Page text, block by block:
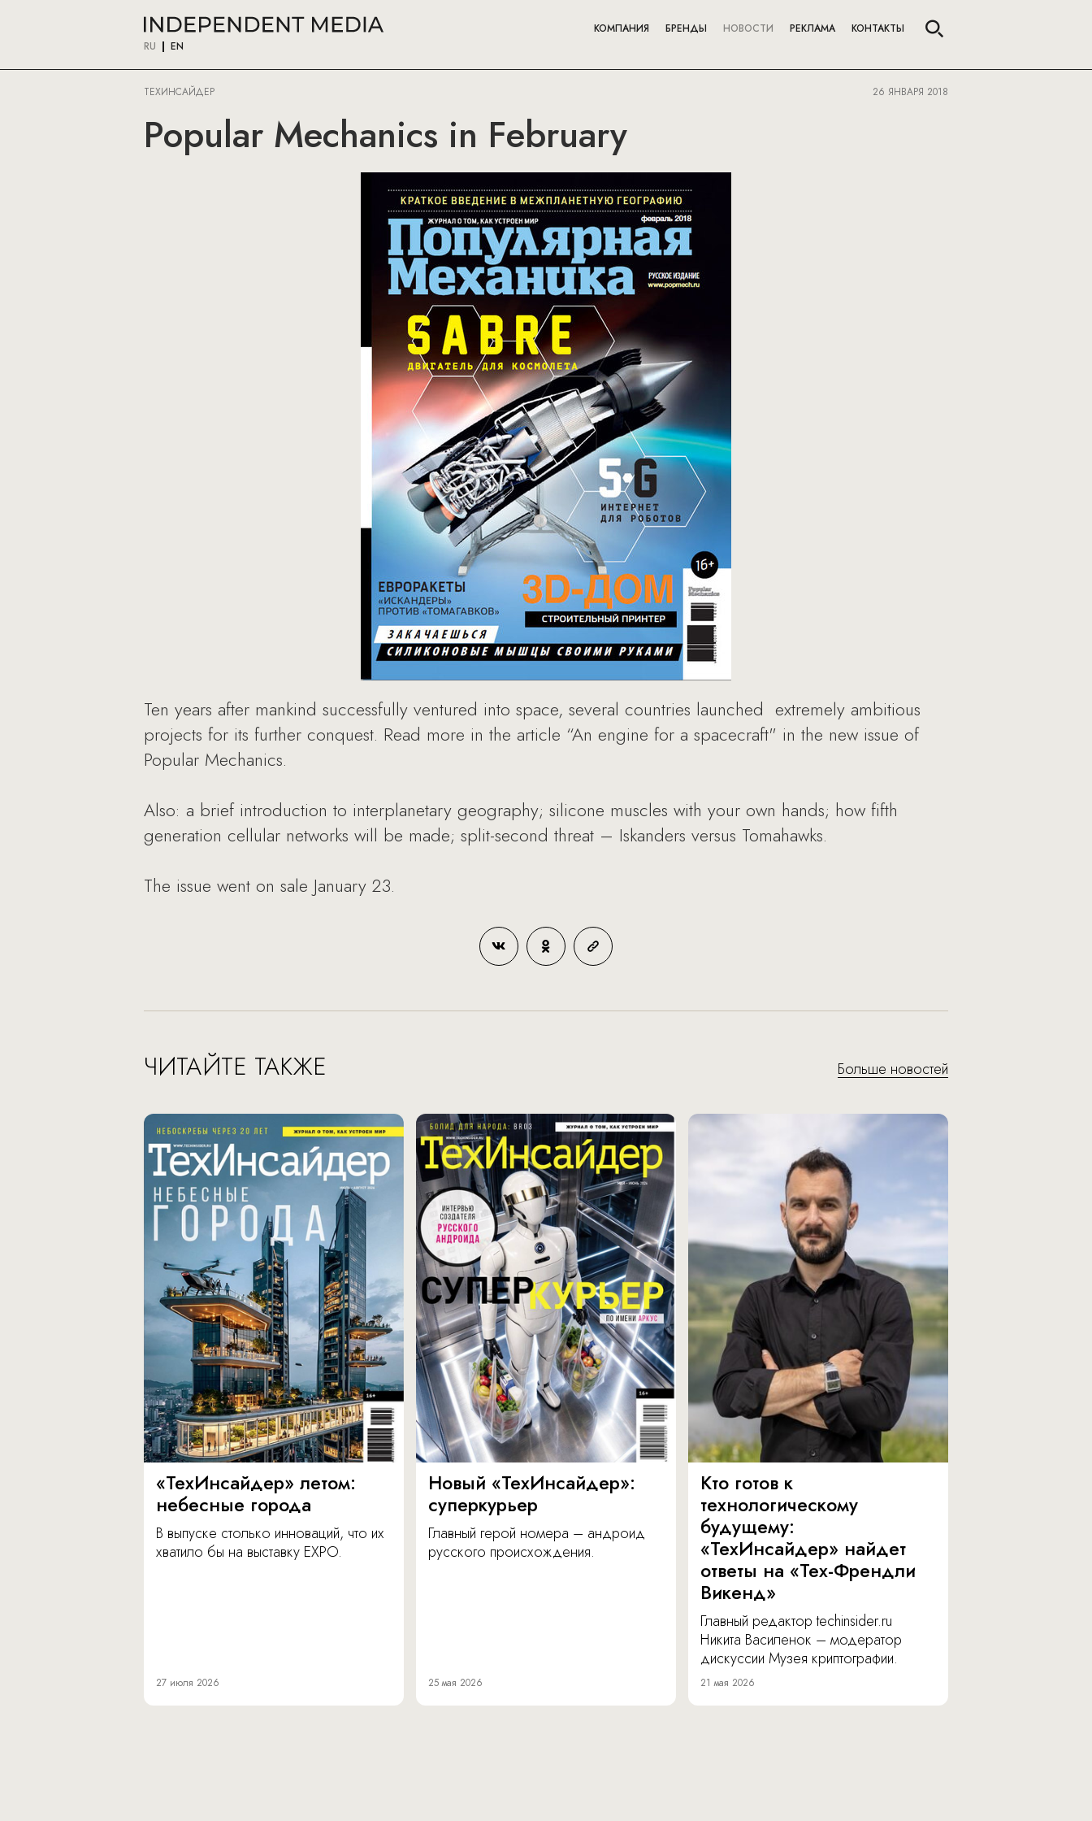
RU EN
КОМПАНИЯ БРЕНДЫ НОВОСТИ РЕКЛАМА КОНТАКТЫ
ТЕХИНСАЙДЕР 26 ЯНВАРЯ 2018
Popular Mechanics in February
Ten years after mankind successfully ventured into space, several countries launched extremely ambitious
projects for its further conquest. Read more in the article “An engine for a spacecraft" in the new issue of
Popular Mechanics.
Also: a brief introduction to interplanetary geography; silicone muscles with your own hands; how fifth
generation cellular networks will be made; split-second threat – Iskanders versus Tomahawks.
The issue went on sale January 23.
ЧИТАЙТЕ ТАКЖЕ Больше новостей
«ТехИнсайдер» летом:
небесные города
В выпуске столько инноваций, что их
хватило бы на выставку EXPO.
27 июля 2026
Новый «ТехИнсайдер»:
суперкурьер
Главный герой номера – андроид
русского происхождения.
25 мая 2026
Кто готов к
технологическому
будущему:
«ТехИнсайдер» найдет
ответы на «Тех-Френдли
Викенд»
Главный редактор techinsider.ru
Никита Василенок – модератор
дискуссии Музея криптографии.
21 мая 2026